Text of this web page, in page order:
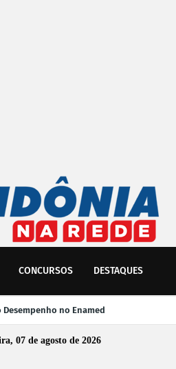
CONCURSOS DESTAQUES
Desempenho no Enamed
07 de agosto de 2026